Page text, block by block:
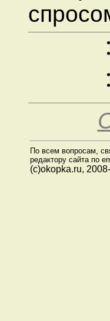
По всем вопросам,
редактору сайта по
(с)okopka.ru,